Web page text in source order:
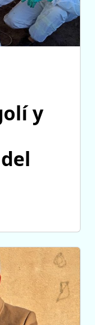
y